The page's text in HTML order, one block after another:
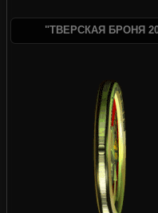
"ТВЕРСКАЯ БРОНЯ